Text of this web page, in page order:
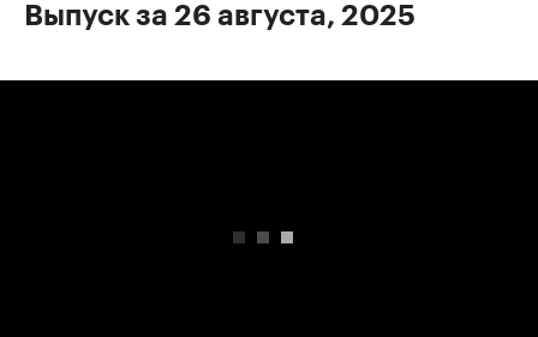
Выпуск за 26 августа, 2025